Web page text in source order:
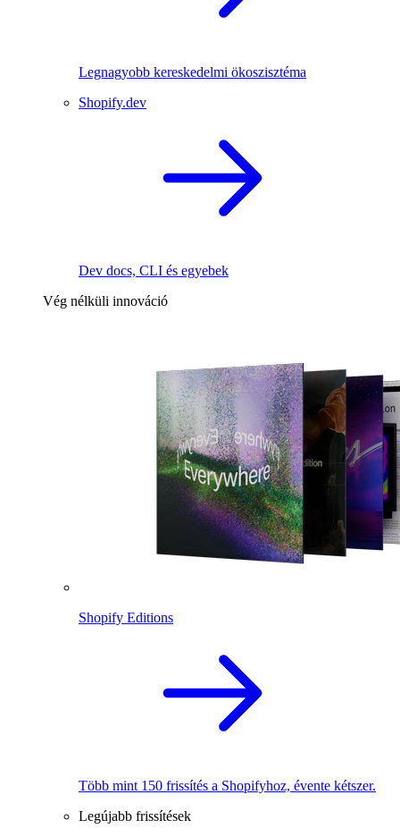
Legnagyobb kereskedelmi ökoszisztéma
Shopify.dev
Dev docs, CLI és egyebek
Vég nélküli innováció
Shopify Editions
Több mint 150 frissítés a Shopifyhoz, évente kétszer.
Legújabb frissítések